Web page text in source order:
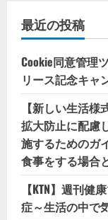
最近の投稿
Cookie同意管理
リース記念キャ
【新しい生活
拡大防止に配慮
施するためのガ
食事をする場合
【KTN】週刊
症～生活の中で